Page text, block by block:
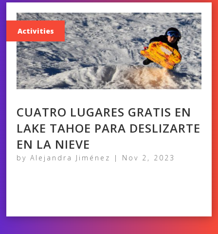
Activities
CUATRO LUGARES GRATIS EN
LAKE TAHOE PARA DESLIZARTE
EN LA NIEVE
byAlejandra Jiménez | Nov 2, 2023